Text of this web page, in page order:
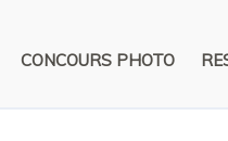
CONCOURS PHOTO